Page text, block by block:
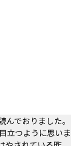
でおりました。
立つように思いま